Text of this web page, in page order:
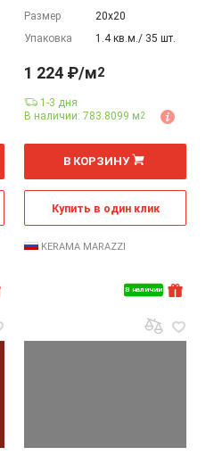
Размер
20х20
Упаковка
1.4 кв.м./ 35 шт.
В наличии
1 224 ₽/м2
1-3 дня
В наличии: 783.8099 м2
м
В КОРЗИНУ
Купить в один клик
KERAMA MARAZZI